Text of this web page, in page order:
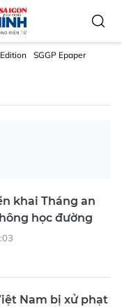
SGGP Epaper
khai Tháng an
học đường
Nam bị xử phạt